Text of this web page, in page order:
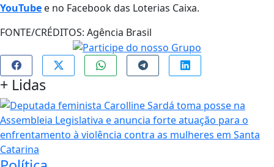
YouTube e no Facebook das Loterias Caixa.
FONTE/CRÉDITOS: Agência Brasil
+ Lidas